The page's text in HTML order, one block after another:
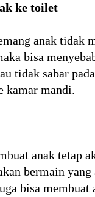
ke toilet
anak tidak
bisa
tidak sabar
kamar mandi.
anak tetap
bermain
bisa membuat